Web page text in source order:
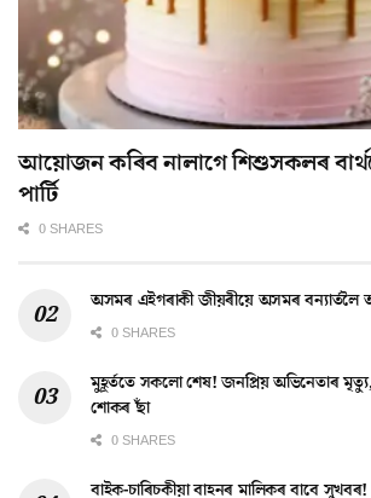
আয়োজন কৰিব নালাগে শিশুসকলৰ
পাৰ্টি
0 SHARES
অসমৰ এইগৰাকী জীয়ৰীয়ে অসমৰ
0 SHARES
মুহূৰ্ততে সকলো শেষ! জনপ্ৰিয় অভিনেতাৰ
শোকৰ ছাঁ
0 SHARES
বাইক-চাৰিচকীয়া বাহনৰ মালিকৰ বাবে সুখবৰ!